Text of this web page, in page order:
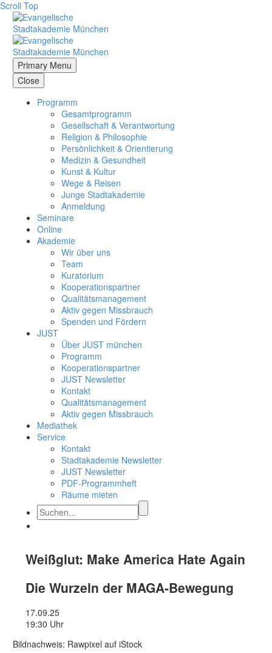
Scroll Top
Primary Menu
Close
Programm
Gesamtprogramm
Gesellschaft & Verantwortung
Religion & Philosophie
Persönlichkeit & Orientierung
Medizin & Gesundheit
Kunst & Kultur
Wege & Reisen
Junge Stadtakademie
Anmeldung
Seminare
Online
Akademie
Wir über uns
Team
Kuratorium
Kooperationspartner
Qualitätsmanagement
Aktiv gegen Missbrauch
Spenden und Fördern
JUST
Über JUST münchen
Programm
Kooperationspartner
JUST Newsletter
Kontakt
Qualitätsmanagement
Aktiv gegen Missbrauch
Mediathek
Service
Kontakt
Stadtakademie Newsletter
JUST Newsletter
PDF-Programmheft
Räume mieten
Weißglut: Make America Hate Again
Die Wurzeln der MAGA-Bewegung
17.09.25
19:30 Uhr
Bildnachweis: Rawpixel auf iStock